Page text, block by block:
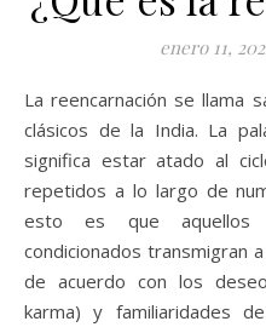
enero 11,
La reencarnación se llama samsara en los textos védicos
clásicos de la India. La
significa estar atado al
repetidos a lo largo de
esto es que aquellos
condicionados transmigran
de acuerdo con los
karma) y familiaridades